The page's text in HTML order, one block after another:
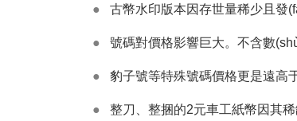
● 古幣水印版本因存世量稀少且發
● 號碼對價格影響巨大。不含數(shù)字
● 豹子號等特殊號碼價格更是遠高
● 整刀、整捆的2元車工紙幣因其稀缺